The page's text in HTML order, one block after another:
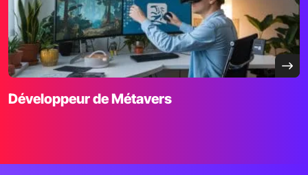
Développeurde Métavers